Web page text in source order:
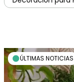
ÚLTIMAS NOTICIAS